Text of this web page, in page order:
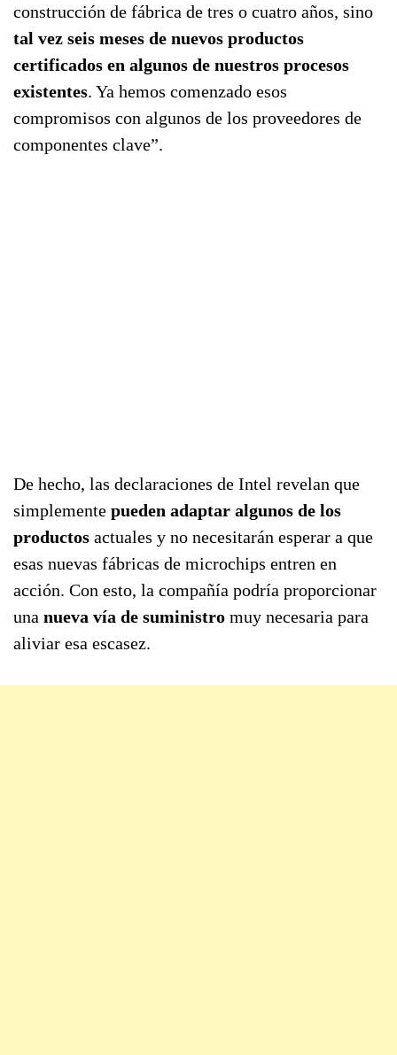
construcción de fábrica de tres o cuatro años, sino
tal vez seis meses de nuevos productos
certificados en algunos de nuestros procesos
existentes. Ya hemos comenzado esos
compromisos con algunos de los proveedores de
componentes clave”.
De hecho, las declaraciones de Intel revelan que
simplemente pueden adaptar algunos de los
productos actuales y no necesitarán esperar a que
esas nuevas fábricas de microchips entren en
acción. Con esto, la compañía podría proporcionar
una nueva vía de suministro muy necesaria para
aliviar esa escasez.